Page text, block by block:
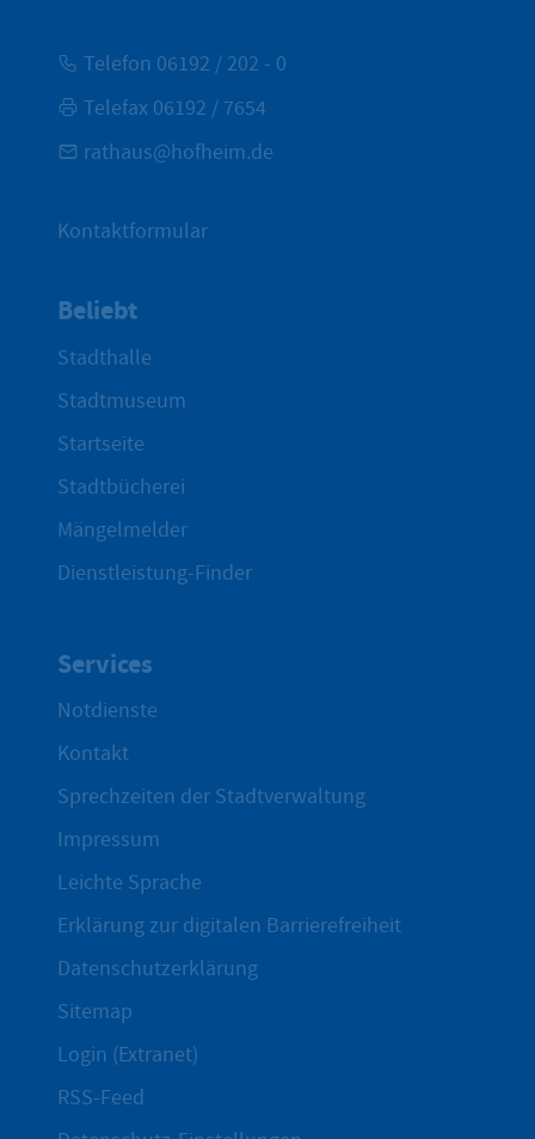
Telefon 06192 / 202 - 0
Telefax 06192 / 7654
rathaus@hofheim.de
Kontaktformular
Beliebt
Stadthalle
Stadtmuseum
Startseite
Stadtbücherei
Mängelmelder
Dienstleistung-Finder
Services
Notdienste
Kontakt
Sprechzeiten der Stadtverwaltung
Impressum
Leichte Sprache
Erklärung zur digitalen Barrierefreiheit
Datenschutzerklärung
Sitemap
Login (Extranet)
RSS-Feed